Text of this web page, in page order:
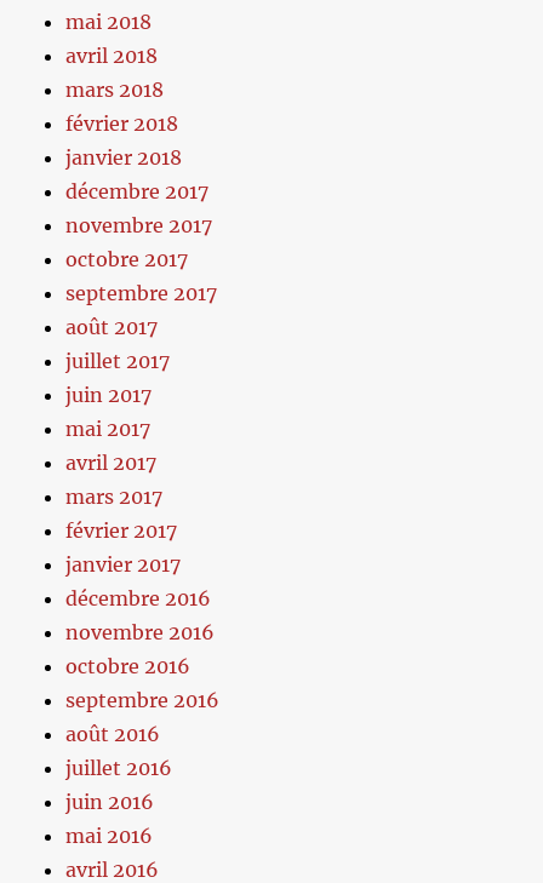
mai 2018
avril 2018
mars 2018
février 2018
janvier 2018
décembre 2017
novembre 2017
octobre 2017
septembre 2017
août 2017
juillet 2017
juin 2017
mai 2017
avril 2017
mars 2017
février 2017
janvier 2017
décembre 2016
novembre 2016
octobre 2016
septembre 2016
août 2016
juillet 2016
juin 2016
mai 2016
avril 2016